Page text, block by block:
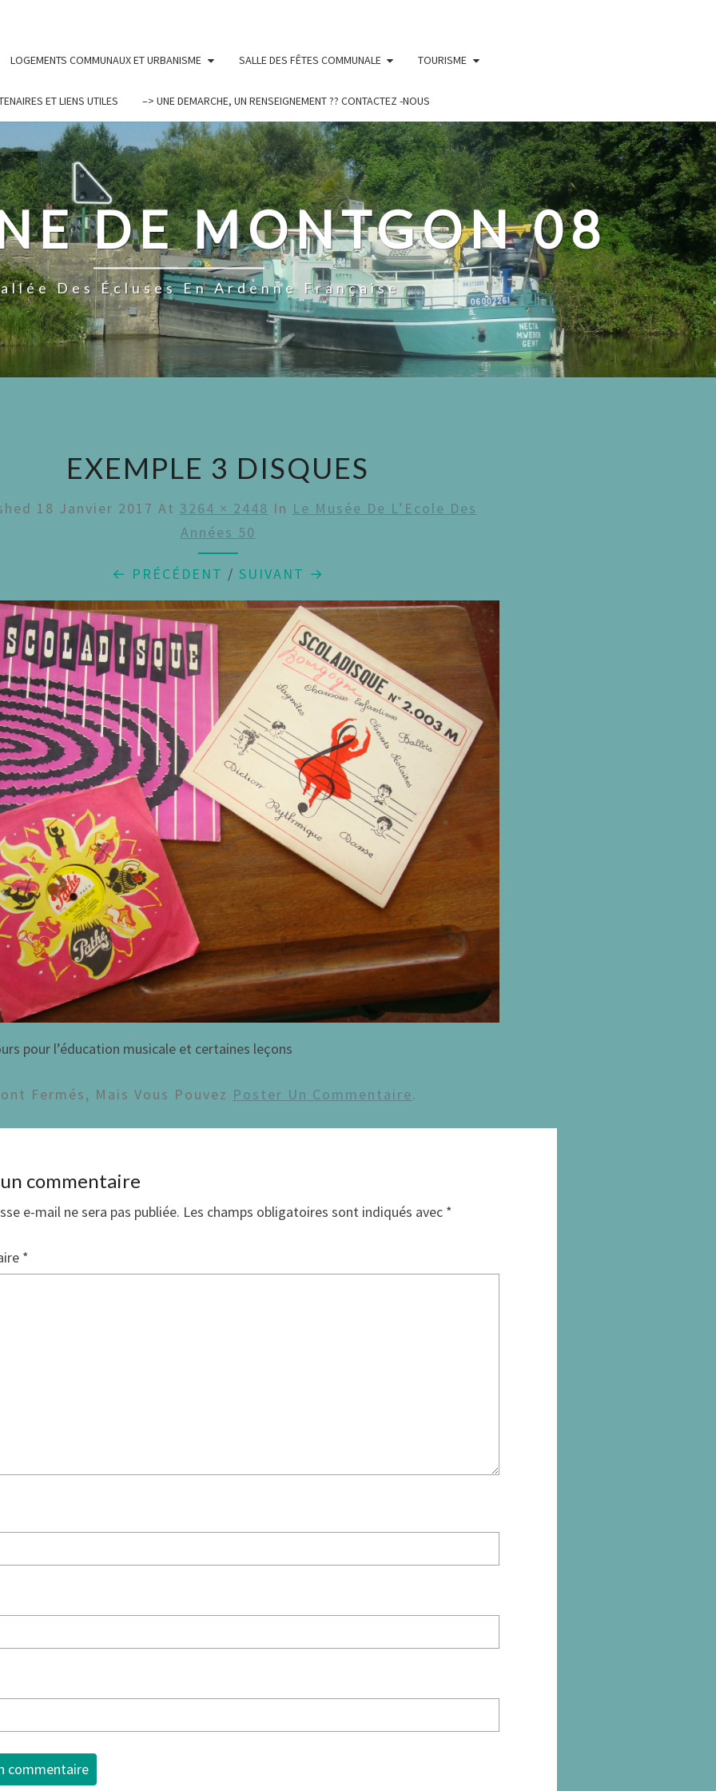
LOGEMENTS COMMUNAUX ET URBANISME SALLE DES FÊTES COMMUNALE TOURISME
ET LIENS UTILES –> UNE DEMARCHE, UN RENSEIGNEMENT ?? CONTACTEZ -NOUS
DE MONTGON 08
Des Écluses En Ardenne Française
EXEMPLE 3 DISQUES
18 Janvier 2017 At 3264 × 2448 In Le Musée De L’Ecole Des
Années 50
← PRÉCÉDENT / SUIVANT →
pour l’éducation musicale et certaines leçons
Fermés, Mais Vous Pouvez Poster Un Commentaire.
commentaire
e-mail ne sera pas publiée. Les champs obligatoires sont indiqués avec *
*